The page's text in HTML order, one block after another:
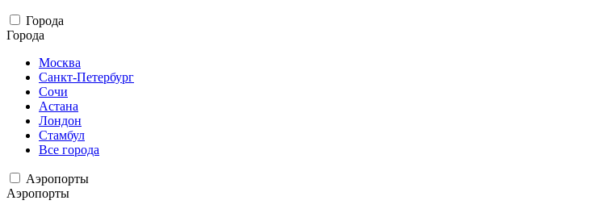
Города
Города
Москва
Санкт-Петербург
Сочи
Астана
Лондон
Стамбул
Все города
Аэропорты
Аэропорты